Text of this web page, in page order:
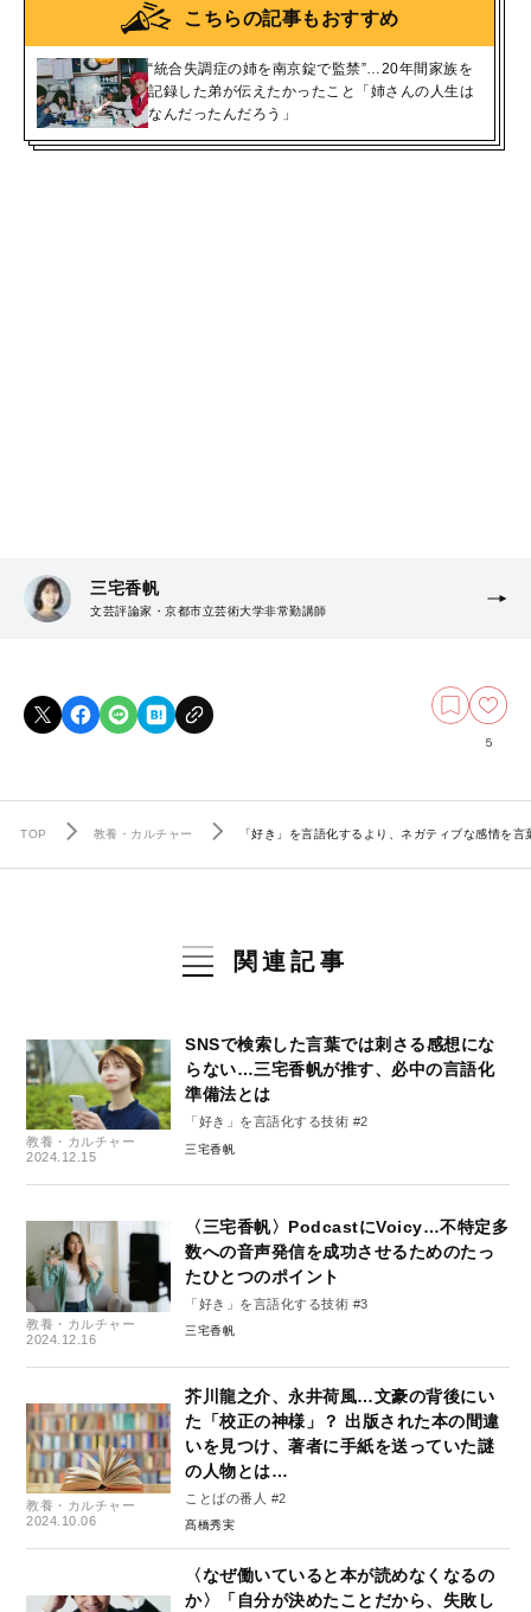
こちらの記事もおすすめ
“統合失調症の姉を南京錠で監禁”…20年間家族を
記録した弟が伝えたかったこと「姉さんの人生は
なんだったんだろう」
三宅香帆
文芸評論家・京都市立芸術大学非常勤講師
5
TOP 教養・カルチャー 「好き」を言語化するより、ネガティブな感情を
関連記事
教養・カルチャー
2024.12.15
SNSで検索した言葉では刺さる感想にな
らない…三宅香帆が推す、必中の言語化
準備法とは
「好き」を言語化する技術 #2
三宅香帆
教養・カルチャー
2024.12.16
〈三宅香帆〉PodcastにVoicy…不特定多
数への音声発信を成功させるためのたっ
たひとつのポイント
「好き」を言語化する技術 #3
三宅香帆
教養・カルチャー
2024.10.06
芥川龍之介、永井荷風…文豪の背後にい
た「校正の神様」？ 出版された本の間違
いを見つけ、著者に手紙を送っていた謎
の人物とは…
ことばの番人 #2
髙橋秀実
〈なぜ働いていると本が読めなくなるの
か〉「自分が決めたことだから、失敗し